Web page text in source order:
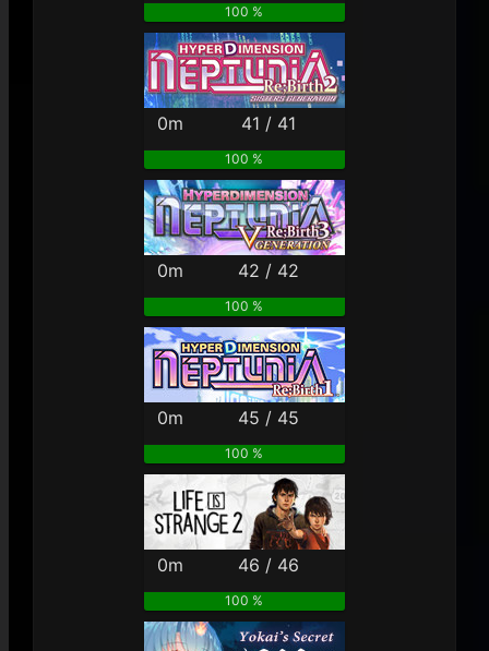
100 %
0m 41 / 41
100 %
0m 42 / 42
100 %
0m 45 / 45
100 %
0m 46 / 46
100 %